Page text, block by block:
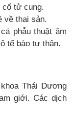
cổ tử cung.
về thai sản.
phẫu thuật âm
tế bào tự thân.
Thái Dương
giới. Các dịch